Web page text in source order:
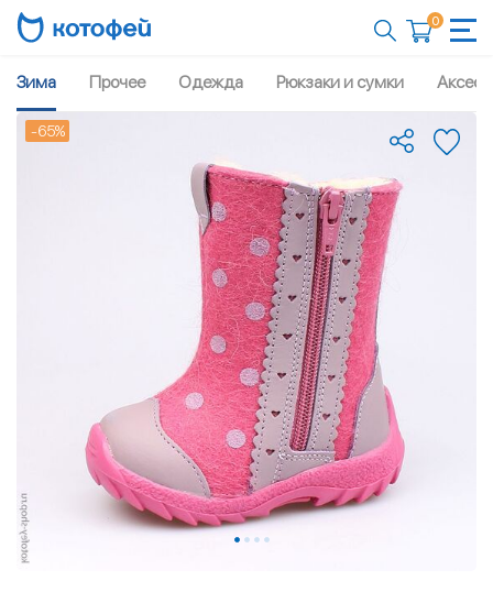
0
Зима Прочее Одежда Рюкзаки и сумки
-65%